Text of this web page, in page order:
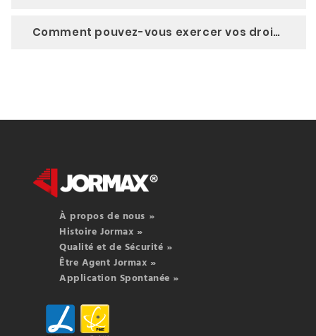
Comment pouvez-vous exercer vos droits ?
À propos de nous »
Histoire Jormax »
Qualité et de Sécurité »
Être Agent Jormax »
Application Spontanée »